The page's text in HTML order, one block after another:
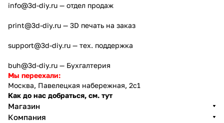
info@3d-diy.ru — отдел продаж
print@3d-diy.ru — 3D печать на заказ
support@3d-diy.ru — тех. поддержка
buh@3d-diy.ru — Бухгалтерия
Мы переехали:
Москва, Павелецкая набережная, 2с1
Как до нас добраться, см. тут
Магазин
Компания